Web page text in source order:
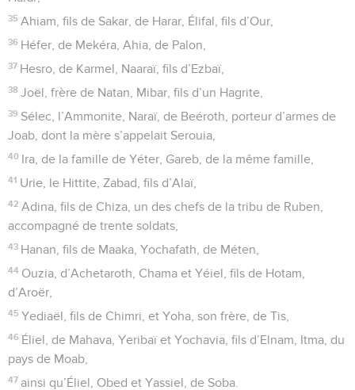
35 Ahiam, fils de Sakar, de Harar, Élifal, fils d’Our,
36 Héfer, de Mekéra, Ahia, de Palon,
37 Hesro, de Karmel, Naaraï, fils d’Ezbaï,
38 Joël, frère de Natan, Mibar, fils d’un Hagrite,
39 Sélec, l’Ammonite, Naraï, de Beéroth, porteur d’armes de
Joab, dont la mère s’appelait Serouia,
40 Ira, de la famille de Yéter, Gareb, de la même famille,
41 Urie, le Hittite, Zabad, fils d’Alaï,
42 Adina, fils de Chiza, un des chefs de la tribu de Ruben,
accompagné de trente soldats,
43 Hanan, fils de Maaka, Yochafath, de Méten,
44 Ouzia, d’Achetaroth, Chama et Yéiel, fils de Hotam,
d’Aroër,
45 Yediaël, fils de Chimri, et Yoha, son frère, de Tis,
46 Éliel, de Mahava, Yeribaï et Yochavia, fils d’Elnam, Itma, du
pays de Moab,
47 ainsi qu’Éliel, Obed et Yassiel, de Soba.